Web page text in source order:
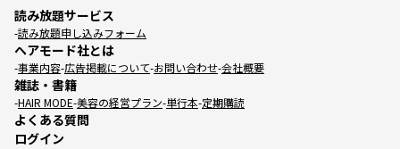
読み放題サービス
読み放題申し込みフォーム
ヘアモード社とは
事業内容 広告掲載について お問い合わせ 会社概要
雑誌・書籍
HAIR MODE 美容の経営プラン 単行本 定期購読
よくある質問
ログイン